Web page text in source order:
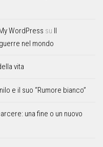
My WordPress su Il
nel mondo
vita
e il suo “Rumore bianco”
una fine o un nuovo